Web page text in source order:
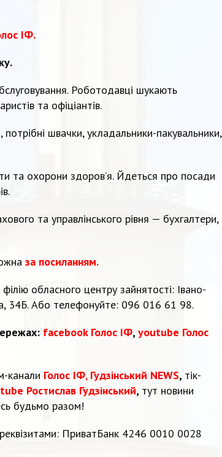
ІФ.
Роботодавці шукають
та офіціантів.
швачки, укладальники-пакувальники,
та охорони здоров’я. Йдеться про посади
та управлінського рівня — бухгалтери,
за посиланням.
обласного центру зайнятості: Івано-
34Б. Або телефонуйте: 096 016 61 98.
facebook Голос ІФ, youtube Голос
канали Голос ІФ, Гудзінський NEWS, тік-
Ростислав Гудзінський, тут новини
будьмо разом!
ПриватБанк 4246 0010 0028